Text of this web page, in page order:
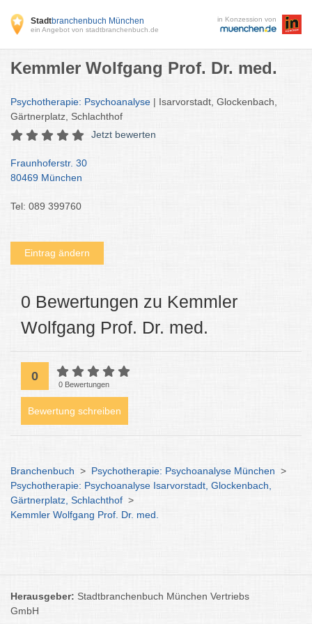
Stadtbranchenbuch München
ein Angebot von stadtbranchenbuch.de
in Konzession von
Kemmler Wolfgang Prof. Dr. med.
Psychotherapie: Psychoanalyse | Isarvorstadt, Glockenbach,
Gärtnerplatz, Schlachthof
Jetzt bewerten
Fraunhoferstr. 30
80469 München
Tel: 089 399760
Eintrag ändern
0 Bewertungen zu Kemmler
Wolfgang Prof. Dr. med.
0
0 Bewertungen
Bewertung schreiben
Branchenbuch > Psychotherapie: Psychoanalyse München >
Psychotherapie: Psychoanalyse Isarvorstadt, Glockenbach,
Gärtnerplatz, Schlachthof >
Kemmler Wolfgang Prof. Dr. med.
Herausgeber: Stadtbranchenbuch München Vertriebs
GmbH